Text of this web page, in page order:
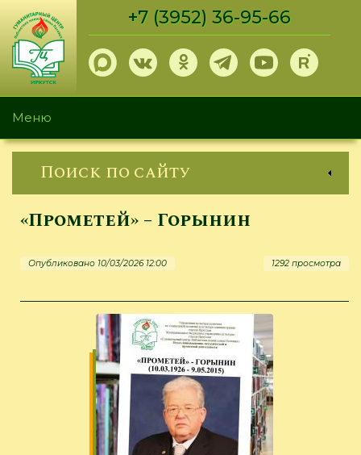
Перейти
основному
содержанию
+7 (3952) 36-95-66
Меню
Поиск по сайту
«Прометей» – Горынин
Опубликовано 10/03/2026 12:00 1292 просмотра